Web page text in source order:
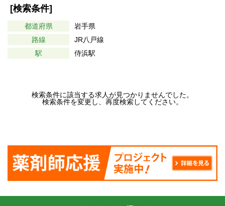
[検索条件]
都道府県
岩手県
路線
JR八戸線
駅
侍浜駅
検索条件に該当する求人が見つかりませんでした。
検索条件を変更し、再度検索してください。